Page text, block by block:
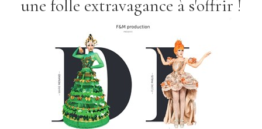
une folle extravagance à s'offrir !